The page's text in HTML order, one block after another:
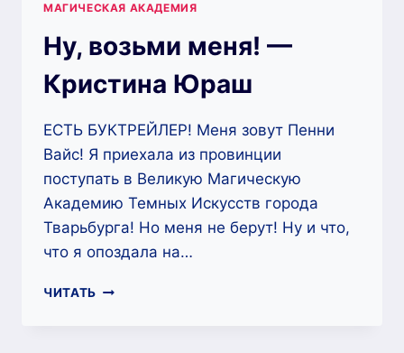
МАГИЧЕСКАЯ АКАДЕМИЯ
Ну, возьми меня! —
Кристина Юраш
ЕСТЬ БУКТРЕЙЛЕР! Меня зовут Пенни
Вайс! Я приехала из провинции
поступать в Великую Магическую
Академию Темных Искусств города
Тварьбурга! Но меня не берут! Ну и что,
что я опоздала на…
ЧИТАТЬ НУ,